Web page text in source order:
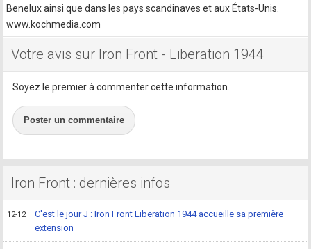
Benelux ainsi que dans les pays scandinaves et aux États-Unis.
www.kochmedia.com
Votre avis sur Iron Front - Liberation 1944
Soyez le premier à commenter cette information.
Poster un commentaire
Iron Front : dernières infos
12-12
C'est le jour J : Iron Front Liberation 1944 accueille sa première
extension